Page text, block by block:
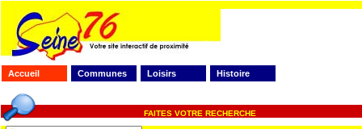
Accueil Communes Loisirs Histoire
FAITES VOTRE RECHERCHE